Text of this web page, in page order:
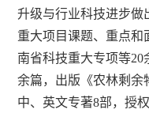
升级与行业科技进步做
重大项目课题、重点和
南省科技重大专项等20
余篇，出版《农林剩余
中、英文专著8部，授